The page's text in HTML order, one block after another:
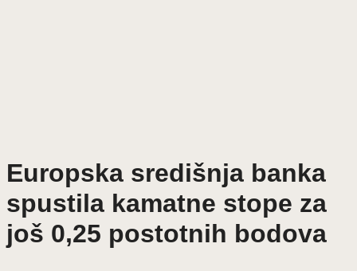
Europska središnja banka
spustila kamatne stope za
još 0,25 postotnih bodova